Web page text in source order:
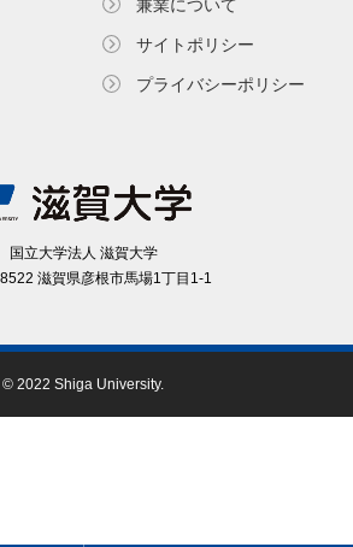
国⽴⼤学法⼈ 滋賀⼤学
滋賀県彦根市⾺場1丁⽬1-1
兼業について
サイトポリシー
プライバシーポリシー
© 2022 Shiga University.